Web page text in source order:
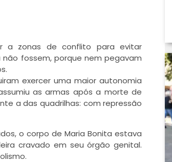
a zonas de conflito para evitar
não fossem, porque nem pegavam
exercer uma maior autonomia
as armas após a morte de
a das quadrilhas: com repressão
o corpo de Maria Bonita estava
cravado em seu órgão genital.